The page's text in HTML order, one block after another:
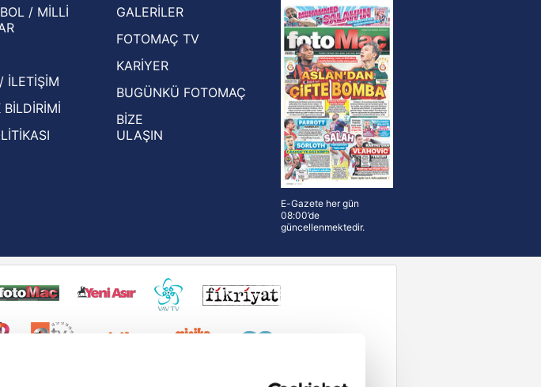
manşetler!
Ligi'nde 3. Ön
rakipleri belli oldu!
Hernan Crespo, Meksika Ligi
ekiplerinden Atlas'ın yeni teknik direktörü
oldu
/ MİLLİ
İLETİŞİM
BİLDİRİMİ
GALERİLER
FOTOMAÇ TV
KARİYER
BUGÜNKÜ FOTOMAÇ
BİZE
ULAŞIN
E-Gazete her gün
08:00’de
güncellenmektedir.